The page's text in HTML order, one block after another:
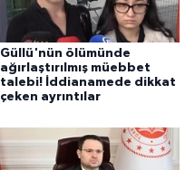
Güllü'nün ölümünde
ağırlaştırılmış müebbet
talebi! İddianamede dikkat
çeken ayrıntılar